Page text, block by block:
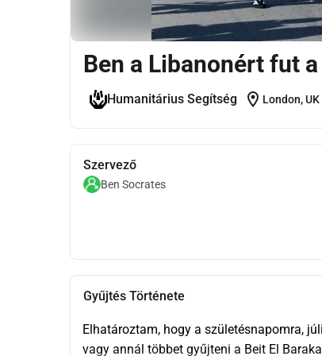
Ben a Libanonért fut
Humanitárius Segítség location_on London, UK
Szervező
Ben Socrates
Gyűjtés Története
Elhatároztam, hogy a születésnapomra,
vagy annál többet gyűjteni a Beit El